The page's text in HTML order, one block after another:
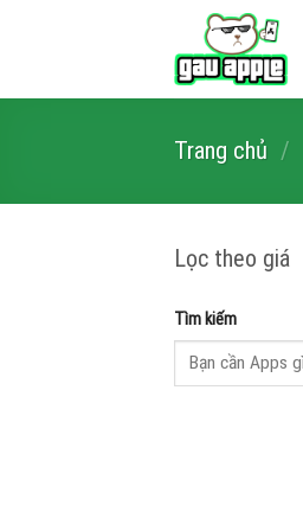
Trang chủ /
Lọc theo giá
Tìm kiếm